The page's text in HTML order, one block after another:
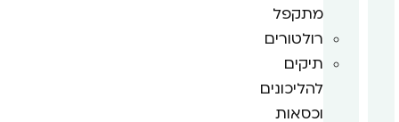
מתקפל
רולטורים
תיקים
להליכונים
וכסאות